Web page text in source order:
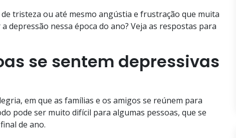
tristeza ou até mesmo angústia e frustração que muita
depressão nessa época do ano? Veja as respostas para
se sentem depressivas
em que as famílias e os amigos se reúnem para
pode ser muito difícil para algumas pessoas, que se
de ano.